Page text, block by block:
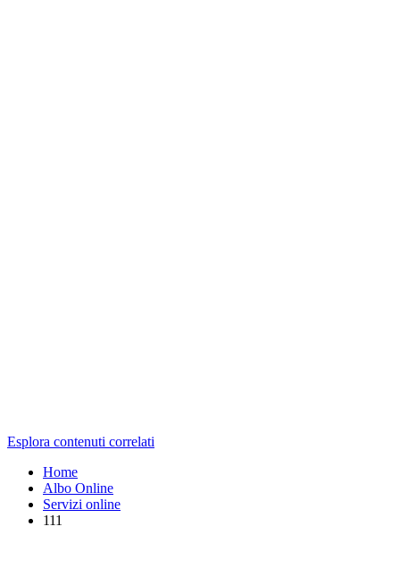
Esplora contenuti correlati
Home
Albo Online
Servizi online
111